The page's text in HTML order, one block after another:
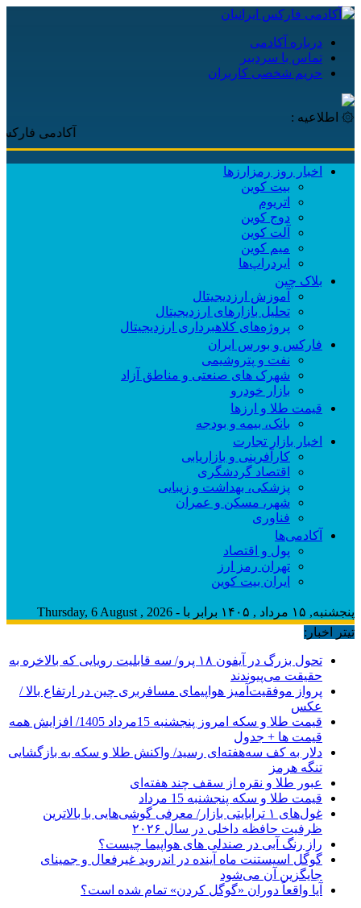
درباره آکادمی
تماس با سردبیر
حریم شخصی کاربران
۞ اطلاعیه :
آکادمی فارکس
اخبار روز رمزارزها
بیت کوین
اتریوم
دوج کوین
آلت کوین
میم کوین‌
ایردراپ‌ها
بلاک چین
آموزش ارزدیجیتال
تحلیل بازارهای ارزدیجیتال
پروژه‌های کلاهبرداری ارزدیجیتال
فارکس و بورس ایران
نفت و پتروشیمی
شهرک های صنعتی و مناطق آزاد
بازار خودرو
قیمت طلا و ارزها
بانک، بیمه و بودجه
اخبار بازار تجارت
کارآفرینی و بازاریابی
اقتصاد گردشگری
پزشکی، بهداشت و زیبایی
شهر، مسکن و عمران
فناوری
آکادمی‌ها
پول و اقتصاد
تهران رمز ارز
ایران بیت کوین
پنجشنبه, ۱۵ مرداد , ۱۴۰۵ برابر با - Thursday, 6 August , 2026
تیتر اخبار:
تحول بزرگ در آیفون ۱۸ پرو/ سه قابلیت رویایی که بالاخره به
حقیقت می‌پیوندند
پرواز موفقیت‌آمیز هواپیمای مسافربری چین در ارتفاع بالا /
عکس
قیمت طلا و سکه امروز پنجشنبه 15مرداد 1405/ افزایش همه
قیمت ها + جدول
دلار به کف سه‌هفته‌ای رسید/ واکنش طلا و سکه به بازگشایی
تنگه هرمز
عبور طلا و نقره از سقف چند هفته‌ای
قیمت طلا و سکه پنجشنبه 15 مرداد
غول‌های ۱ ترابایتی بازار/ معرفی گوشی‌هایی با بالاترین
ظرفیت حافظه داخلی در سال ۲۰۲۶
راز رنگ آبی در صندلی های هواپیما چیست؟
گوگل اسیستنت ماه آینده در اندروید غیرفعال و جمینای
جایگزین آن می‌شود
آیا واقعاً دوران «گوگل کردن» تمام شده است؟